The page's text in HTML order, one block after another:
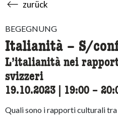
zurück
BEGEGNUNG
Italianità – S/
L’italianità nei
svizzeri
19.10.2023 19:00 –
Quali sono i rapporti culturali